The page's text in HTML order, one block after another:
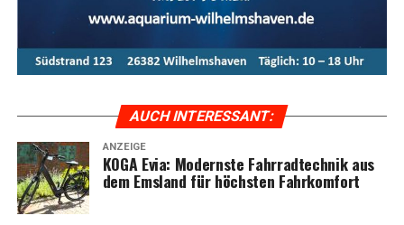
kom­fort, kom­bi­niert mit inno­va­ti­ver Tech­no­lo­gie und
stil­vol­lem Design. Ent­de­cken Sie die Vor­tei­le und Model­
le der Evia-Serie im Ems­land und erle­ben Sie moder­nen
AUCH INTER­ES­SANT:
ANZEIGE
KOGA Evia: Moderns­te Fahr­rad­tech­nik aus
dem Ems­land für höchs­ten Fahrkomfort